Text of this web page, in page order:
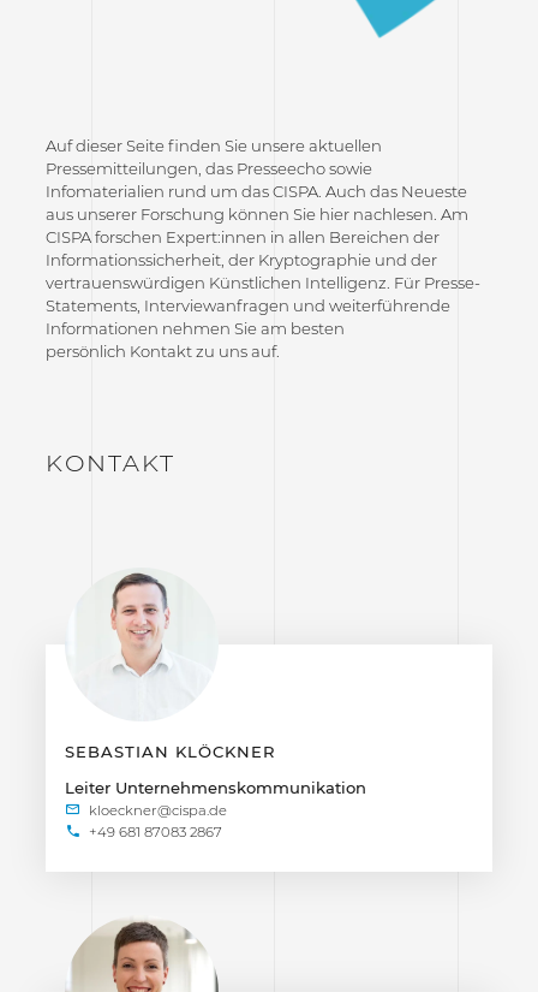
Auf dieser Seite finden Sie unsere aktuellen
Pressemitteilungen, das Presseecho sowie
Infomaterialien rund um das CISPA. Auch das Neueste
aus unserer Forschung können Sie hier nachlesen. Am
CISPA forschen Expert:innen in allen Bereichen der
Informationssicherheit, der Kryptographie und der
vertrauenswürdigen Künstlichen Intelligenz. Für Presse-
Statements, Interviewanfragen und weiterführende
Informationen nehmen Sie am besten
persönlich Kontakt zu uns auf.
KONTAKT
SEBASTIAN KLÖCKNER
Leiter Unternehmenskommunikation
+49 681 87083 2867